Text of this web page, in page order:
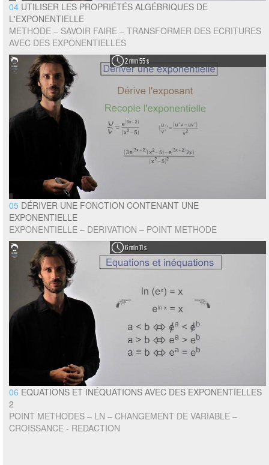
04 UTILISER LES PROPRIÉTÉS ALGÉBRIQUES DE
L'EXPONENTIELLE
METHODE – SAVOIR FAIRE – TRANSFORMER DES ECRITURES
AVEC DES EXPONENTIELLES
2 min 55 s
05 DÉRIVER UNE FONCTION CONTENANT UNE
EXPONENTIELLE
EXPONENTIELLE – DERIVATION – POINT METHODE
6 min 11 s
06 EQUATIONS ET INÉQUATIONS AVEC DES EXPONENTIELLES
2
POINT METHODES – LN – CHANGEMENT DE VARIABLE –
CROISSANCE - REDACTION